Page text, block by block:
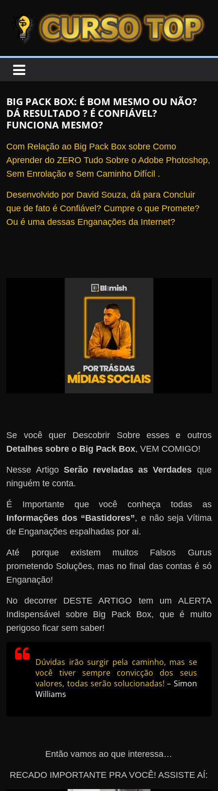
CURSOTOP
s
e
l
o
r
e
u
BIG PACK BOX: É BOM MESMO OU NÃO?
DÁ RESULTADO ? É CONFIÁVEL?
FUNCIONA MESMO?
Com Relação ao Big Pack Box sobre Como
Aprender do ZERO Tudo Sobre o Adobe Photoshop,
Sem Enrolação e Sem Caminho Difícil .
Desenvolvido por David Souza, dá para Concluir
que de fato é Confiável? Cumpre o que Promete?
Ou é uma dessas Enganações da Internet?
Se você quer Descobrir Sobre esses e outros
Detalhes sobre o Big Pack Box, VEM COMIGO!
Nesse Artigo Serão reveladas as Verdades que
ninguém te conta.
É Importante que você conheça todas as
Informações dos “Bastidores”, e não seja Vítima
de Enganações espalhadas por ai.
Até porque existem muitos Falsos Gurus
prometendo Soluções, mas no final das contas é só
Enganação!
No decorrer DESTE ARTIGO tem um ALERTA
Indispensável sobre Big Pack Box, que é muito
perigoso ficar sem saber!
Dúvidas irão surgir pela caminho, mas se
você tiver sempre convicção dos seus
valores, todas serão solucionadas! – Simon
Williams
Então vamos ao que interessa…
RECADO IMPORTANTE PRA VOCÊ! ASSISTE AÍ: